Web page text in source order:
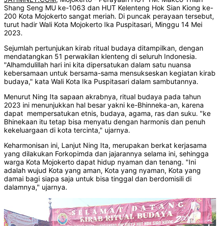
Shang Seng MU ke-1063 dan HUT Kelenteng Hok Sian Kiong ke-
200 Kota Mojokerto sangat meriah. Di puncak perayaan tersebut,
turut hadir Wali Kota Mojokerto Ika Puspitasari, Minggu 14 Mei
2023.
Sejumlah pertunjukan kirab ritual budaya ditampilkan, dengan
mendatangkan 51 perwakilan klenteng di seluruh Indonesia.
"Alhamdulillah hari ini kita dipersatukan dalam satu nuansa
kebersamaan untuk bersama-sama mensukseskan kegiatan kirab
budaya," kata Wali Kota Ika Puspitasari dalam sambutannya.
Menurut Ning Ita sapaan akrabnya, ritual budaya pada tahun
2023 ini menunjukkan hal besar yakni ke-Bhinneka-an, karena
dapat mempersatukan etnis, budaya, agama, ras dan suku. "ke
Bhinekaan itu tetap bisa menyatu dengan harmonis dan penuh
kekeluargaan di kota tercinta," ujarnya.
Keharmonisan ini, Lanjut Ning Ita, merupakan berkat kerjasama
yang dilakukan Forkopimda dan jajarannya selama ini, sehingga
warga Kota Mojokerto dapat hidup nyaman dan tenang. "Ini
adalah wujud Kota yang aman, Kota yang nyaman, Kota yang
damai bagi siapa saja untuk bisa tinggal dan berdomisili di
dalamnya," ujarnya.